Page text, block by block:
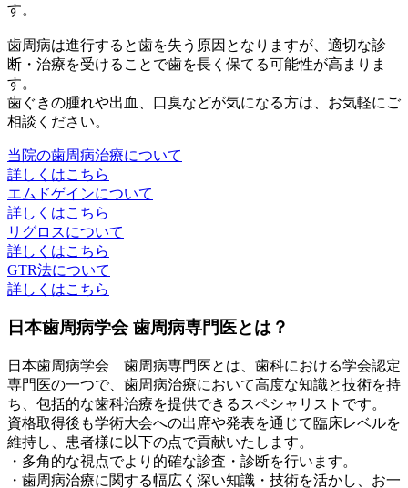
す。
歯周病は進行すると歯を失う原因となりますが、適切な診
断・治療を受けることで歯を長く保てる可能性が高まりま
す。
歯ぐきの腫れや出血、口臭などが気になる方は、お気軽にご
相談ください。
当院の歯周病治療について
詳しくはこちら
エムドゲインについて
詳しくはこちら
リグロスについて
詳しくはこちら
GTR法について
詳しくはこちら
日本歯周病学会 歯周病専門医とは？
日本歯周病学会 歯周病専門医とは、歯科における学会認定
専門医の一つで、歯周病治療において高度な知識と技術を持
ち、包括的な歯科治療を提供できるスペシャリストです。
資格取得後も学術大会への出席や発表を通じて臨床レベルを
維持し、患者様に以下の点で貢献いたします。
・多角的な視点でより的確な診査・診断を行います。
・歯周病治療に関する幅広く深い知識・技術を活かし、お一